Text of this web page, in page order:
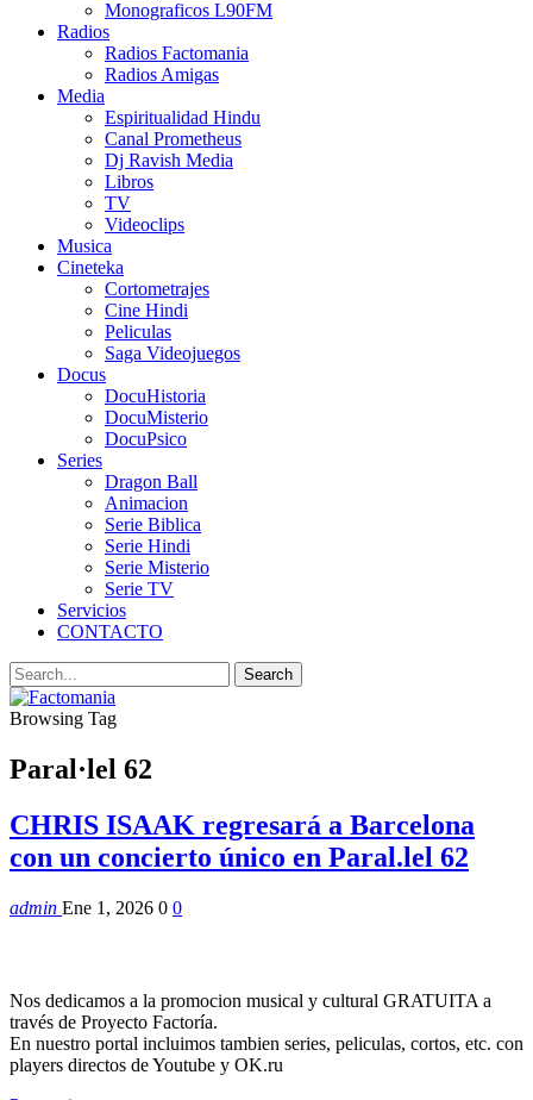
Monograficos L90FM
Radios
Radios Factomania
Radios Amigas
Media
Espiritualidad Hindu
Canal Prometheus
Dj Ravish Media
Libros
TV
Videoclips
Musica
Cineteka
Cortometrajes
Cine Hindi
Peliculas
Saga Videojuegos
Docus
DocuHistoria
DocuMisterio
DocuPsico
Series
Dragon Ball
Animacion
Serie Biblica
Serie Hindi
Serie Misterio
Serie TV
Servicios
CONTACTO
Browsing Tag
Paral·lel 62
CHRIS ISAAK regresará a Barcelona
con un concierto único en Paral.lel 62
admin Ene 1, 2026 0 0
Nos dedicamos a la promocion musical y cultural GRATUITA a
través de Proyecto Factoría.
En nuestro portal incluimos tambien series, peliculas, cortos, etc. con
players directos de Youtube y OK.ru